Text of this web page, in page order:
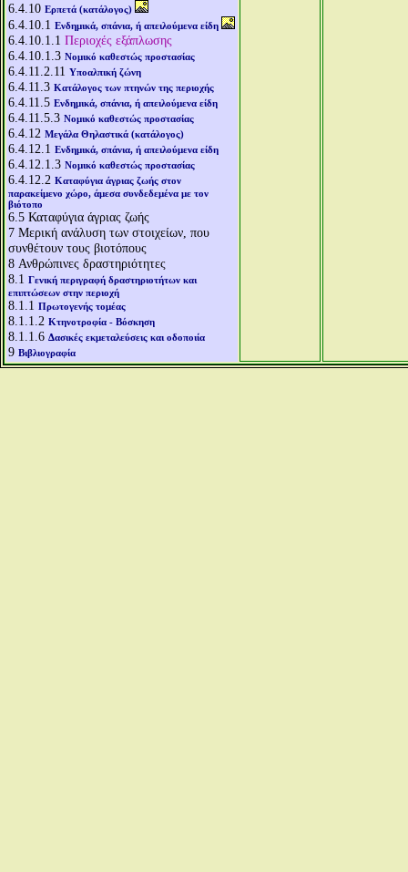
6.4.10 Ερπετά (κατάλογος)
6.4.10.1 Ενδημικά, σπάνια, ή απειλούμενα είδη
6.4.10.1.1 Περιοχές εξάπλωσης
6.4.10.1.3 Νομικό καθεστώς προστασίας
6.4.11.2.11 Υποαλπική ζώνη
6.4.11.3 Κατάλογος των πτηνών της περιοχής
6.4.11.5 Ενδημικά, σπάνια, ή απειλούμενα είδη
6.4.11.5.3 Νομικό καθεστώς προστασίας
6.4.12 Μεγάλα Θηλαστικά (κατάλογος)
6.4.12.1 Ενδημικά, σπάνια, ή απειλούμενα είδη
6.4.12.1.3 Νομικό καθεστώς προστασίας
6.4.12.2 Καταφύγια άγριας ζωής στον
παρακείμενο χώρο, άμεσα συνδεδεμένα με τον
βιότοπο
6.5 Καταφύγια άγριας ζωής
7 Μερική ανάλυση των στοιχείων, που
συνθέτουν τους βιοτόπους
8 Ανθρώπινες δραστηριότητες
8.1 Γενική περιγραφή δραστηριοτήτων και
επιπτώσεων στην περιοχή
8.1.1 Πρωτογενής τομέας
8.1.1.2 Κτηνοτροφία - Βόσκηση
8.1.1.6 Δασικές εκμεταλεύσεις και οδοποιία
9 Βιβλιογραφία